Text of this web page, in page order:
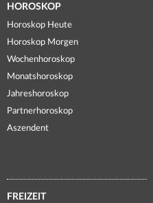
HOROSKOP
Horoskop Heute
Horoskop Morgen
Wochenhoroskop
Monatshoroskop
Jahreshoroskop
Partnerhoroskop
Aszendent
FREIZEIT